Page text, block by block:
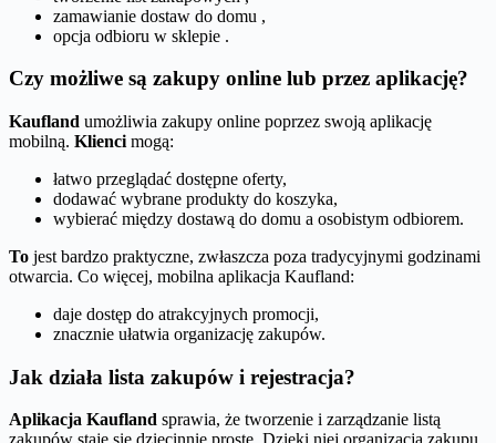
zamawianie dostaw do domu ,
opcja odbioru w sklepie .
Czy możliwe są zakupy online lub przez aplikację?
Kaufland umożliwia zakupy online poprzez swoją aplikację
mobilną. Klienci mogą:
łatwo przeglądać dostępne oferty,
dodawać wybrane produkty do koszyka,
wybierać między dostawą do domu a osobistym odbiorem.
To jest bardzo praktyczne, zwłaszcza poza tradycyjnymi godzinami
otwarcia. Co więcej, mobilna aplikacja Kaufland:
daje dostęp do atrakcyjnych promocji,
znacznie ułatwia organizację zakupów.
Jak działa lista zakupów i rejestracja?
Aplikacja Kaufland sprawia, że tworzenie i zarządzanie listą